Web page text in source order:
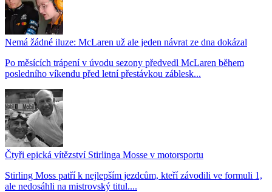
Nemá žádné iluze: McLaren už ale jeden návrat ze dna dokázal
Po měsících trápení v úvodu sezony předvedl McLaren během
posledního víkendu před letní přestávkou záblesk...
Čtyři epická vítězství Stirlinga Mosse v motorsportu
Stirling Moss patří k nejlepším jezdcům, kteří závodili ve formuli 1,
ale nedosáhli na mistrovský titul....